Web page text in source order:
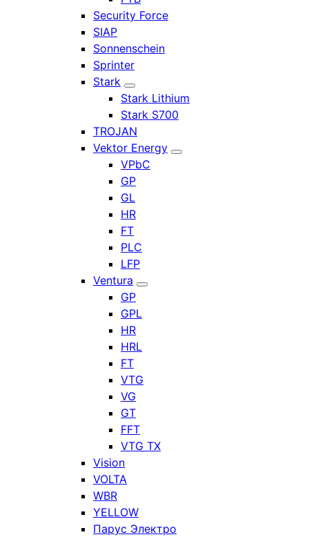
Security Force
SIAP
Sonnenschein
Sprinter
Stark
Stark Lithium
Stark S700
TROJAN
Vektor Energy
VPbC
GP
GL
HR
FT
PLC
LFP
Ventura
GP
GPL
HR
HRL
FT
VTG
VG
GT
FFT
VTG TX
Vision
VOLTA
WBR
YELLOW
Парус Электро